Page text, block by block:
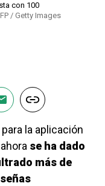
con 100
/ Getty Images
la aplicación
ahora se ha dado
más de